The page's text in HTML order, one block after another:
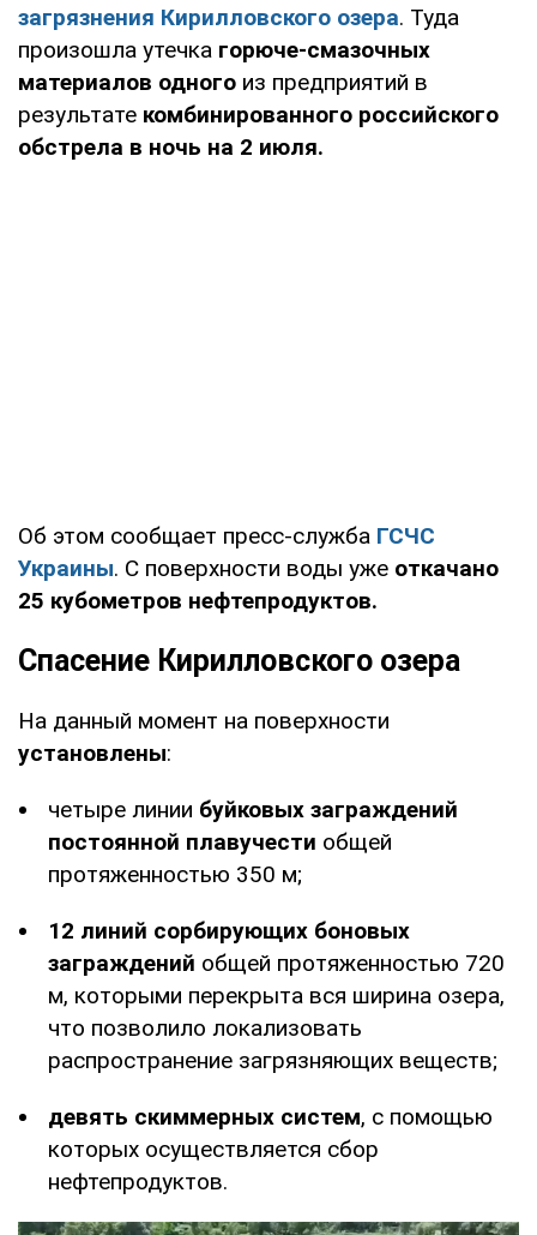
загрязнения Кирилловского озера. Туда
произошла утечка горюче-смазочных
материалов одного из предприятий в
результате комбинированного российского
обстрела в ночь на 2 июля.
Об этом сообщает пресс-служба ГСЧС
Украины. С поверхности воды уже откачано
25 кубометров нефтепродуктов.
Спасение Кирилловского озера
На данный момент на поверхности
установлены:
четыре линии буйковых заграждений
постоянной плавучести общей
протяженностью 350 м;
12 линий сорбирующих боновых
заграждений общей протяженностью 720
м, которыми перекрыта вся ширина озера,
что позволило локализовать
распространение загрязняющих веществ;
девять скиммерных систем, с помощью
которых осуществляется сбор
нефтепродуктов.